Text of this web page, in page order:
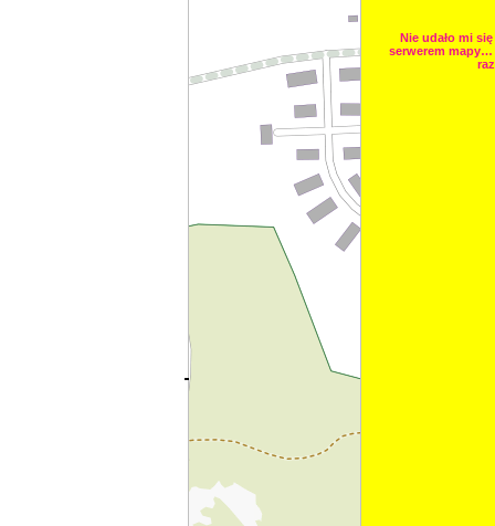
Nie udało mi
serwerem mapy…